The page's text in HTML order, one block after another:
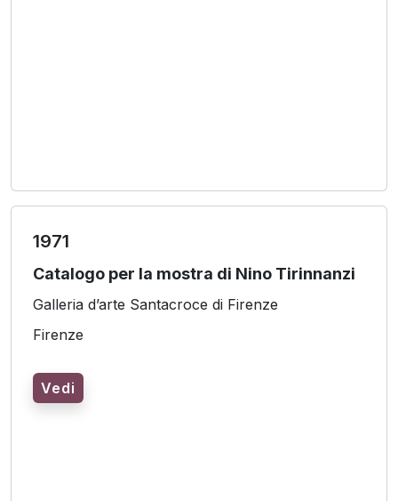
1971
Catalogo per la mostra di Nino Tirinnanzi
Galleria d’arte Santacroce di Firenze
Firenze
Vedi